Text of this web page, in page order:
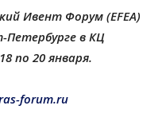
Ивент Форум (EFEA)
Петербурге в КЦ
по 20 января.
forum.ru